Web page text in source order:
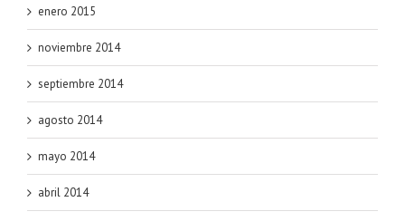
enero 2015
noviembre 2014
septiembre 2014
agosto 2014
mayo 2014
abril 2014